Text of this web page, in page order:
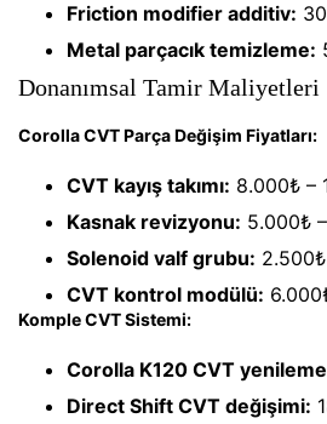
Friction modifier additiv:
Metal parçacık temizleme:
Donanımsal Tamir Maliyetleri
Corolla CVT Parça Değişim Fiyatları:
CVT kayış takımı: 8.000₺ –
Kasnak revizyonu: 5.000₺
Solenoid valf grubu:
CVT kontrol modülü:
Komple CVT Sistemi:
Corolla K120 CVT
Direct Shift CVT değişimi: